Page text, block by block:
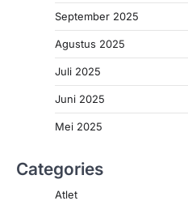
September 2025
Agustus 2025
Juli 2025
Juni 2025
Mei 2025
Categories
Atlet